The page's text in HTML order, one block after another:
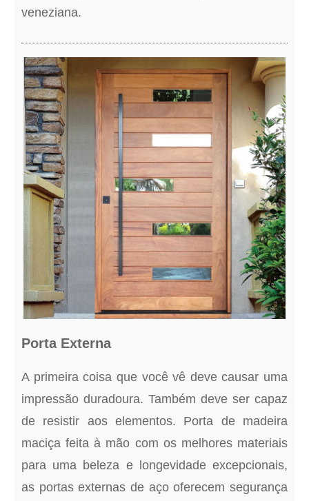
veneziana.
Porta Externa
A primeira coisa que você vê deve causar uma
impressão duradoura. Também deve ser capaz
de resistir aos elementos. Porta de madeira
maciça feita à mão com os melhores materiais
para uma beleza e longevidade excepcionais,
as portas externas de aço oferecem segurança